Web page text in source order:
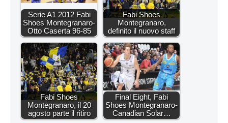
Serie A1 2012 Fabi
Shoes Montegranaro-
Otto Caserta 96-85
Fabi Shoes
Montegranaro,
definito il nuovo staff
Fabi Shoes
Montegranaro, il 20
agosto parte il ritiro
Final Eight, Fabi
Shoes Montegranaro-
Canadian Solar…